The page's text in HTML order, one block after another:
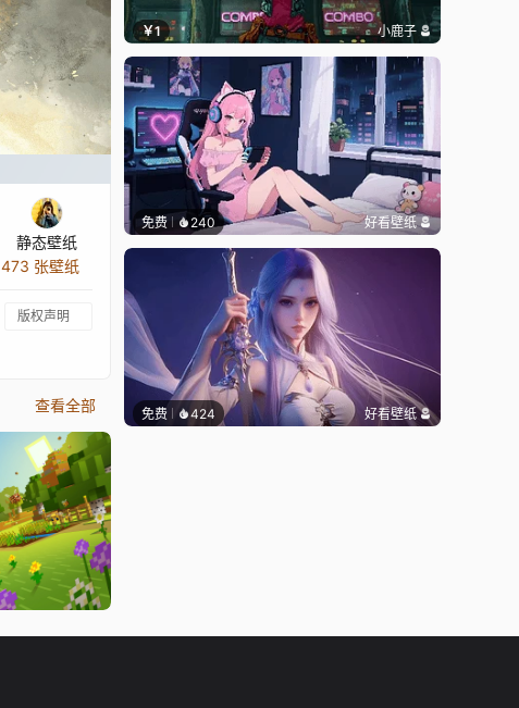
静态壁纸
473 张壁纸
版权声明
查看全部
￥1 小鹿子
免费 240 好看壁纸
免费 424 好看壁纸